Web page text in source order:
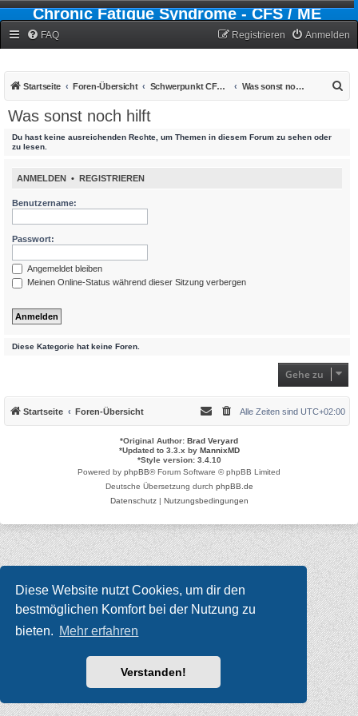
Diese Website nutzt Cookies, um dir den
bestmöglichen Komfort bei der Nutzung zu
bieten. Mehr erfahren
Verstanden!
Chronic Fatigue Syndrome - CFS / ME
FAQ Anmelden
Registrieren
Startseite Foren-Übersicht Schwerpunkt CFS - Chronic-Fatigue-Syndrom Was sonst noch hilft
Was sonst noch hilft
Du hast keine ausreichenden Rechte, um Themen in diesem Forum zu sehen oder
zu lesen.
ANMELDEN • REGISTRIEREN
Benutzername:
Passwort:
Angemeldet bleiben
Meinen Online-Status während dieser Sitzung verbergen
Diese Kategorie hat keine Foren.
Gehe zu
Startseite Foren-Übersicht Alle Zeiten sind UTC+02:00
*Original Author: Brad Veryard
*Updated to 3.3.x by MannixMD
*Style version: 3.4.10
Powered by phpBB® Forum Software © phpBB Limited
Deutsche Übersetzung durch phpBB.de
Datenschutz| Nutzungsbedingungen